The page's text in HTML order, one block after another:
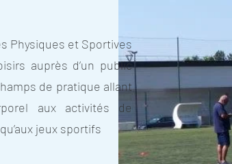
Physiques et Sportives
auprès d’un public
de pratique allant
aux activités de
jeux sportifs